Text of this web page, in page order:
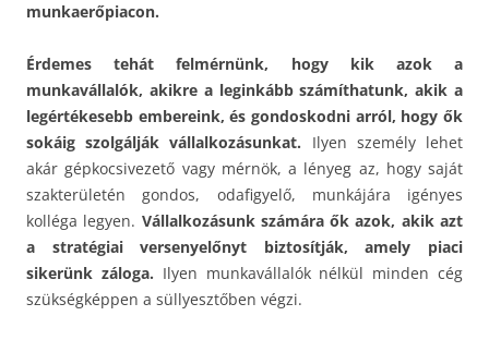
munkaerőpiacon.
Érdemes tehát felmérnünk, hogy kik azok a
munkavállalók, akikre a leginkább számíthatunk, akik a
legértékesebb embereink, és gondoskodni arról, hogy ők
sokáig szolgálják vállalkozásunkat. Ilyen személy lehet
akár gépkocsivezető vagy mérnök, a lényeg az, hogy saját
szakterületén gondos, odafigyelő, munkájára igényes
kolléga legyen. Vállalkozásunk számára ők azok, akik azt
a stratégiai versenyelőnyt biztosítják, amely piaci
sikerünk záloga. Ilyen munkavállalók nélkül minden cég
szükségképpen a süllyesztőben végzi.